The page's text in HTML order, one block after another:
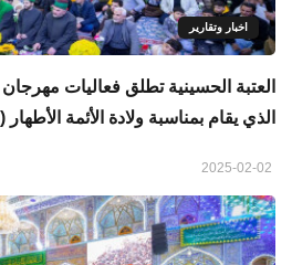
اخبار وتقارير
العتبة الحسينية تطلق فعاليات
الذي يقام بمناسبة ولادة الأئمة